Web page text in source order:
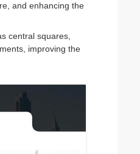
and enhancing the
central squares,
improving the